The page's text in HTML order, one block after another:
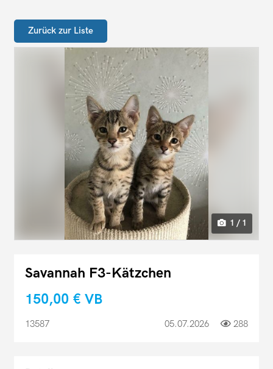
Zurück zur Liste
1 / 1
Savannah F3-Kätzchen
150,00 € VB
13587 05.07.2026 288